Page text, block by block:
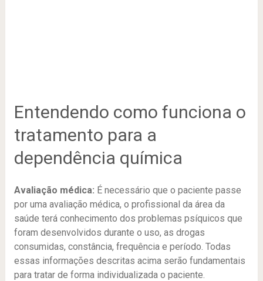
Entendendo como funciona o
tratamento para a
dependência química
Avaliação médica: É necessário que o paciente passe
por uma avaliação médica, o profissional da área da
saúde terá conhecimento dos problemas psíquicos que
foram desenvolvidos durante o uso, as drogas
consumidas, constância, frequência e período. Todas
essas informações descritas acima serão fundamentais
para tratar de forma individualizada o paciente.